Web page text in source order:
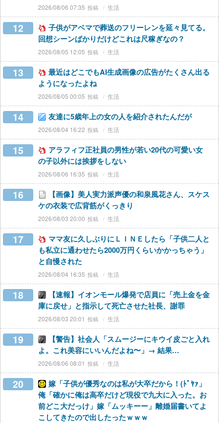
2026/08/06 07:35 生活
12
子供がアベマで葬送のフリーレンを延々見てる。
回想シーンばかりだけどこれは尺稼ぎなの？
2026/08/05 12:05 生活
13
最近はどこでもAI生成画像の広告がたくさん出る
ようになったよね
2026/08/05 00:05 生活
14 友達に5歳年上の女の人を紹介されたんだが
2026/08/04 16:22 生活
15
アラフィフ正社員の男性が若い20代の可愛い女
の子以外には挨拶をしない
2026/08/06 16:35 生活
16
【画像】美人実力派声優の和泉風花さん、スケス
ケの衣装で広背筋がくっきり
2026/08/03 20:00 生活
17
ママ友に久しぶりにＬＩＮＥしたら「子供二人と
も私立に通わせたら2000万円くらいかかっちゃう」
と自慢された
2026/08/04 16:35 生活
18
【速報】イオンモール爆発で店員に「売上金を金
庫に戻せ」と指示して死亡させた社長、謝罪
2026/08/03 20:01 生活
19
【警告】社会人「スムージーにキウイ皮ごと入れ
よ。これ美容にいいんだよね〜」→ 結果…
2026/08/06 08:01 生活
20
嫁「子供が優秀なのは私が大卒だから！(ﾄﾞﾔｧ」
俺「確かに俺は高卒だけど現役で九大に入った。お
前どこ大だっけ」嫁「ムッキーー」離婚届書いてよ
こしてきたので出したったｗｗｗ